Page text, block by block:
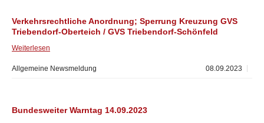
Verkehrsrechtliche Anordnung; Sperrung Kreuzung GVS
Triebendorf-Oberteich / GVS Triebendorf-Schönfeld
Weiterlesen
08.09.2023
Allgemeine Newsmeldung
Bundesweiter Warntag 14.09.2023